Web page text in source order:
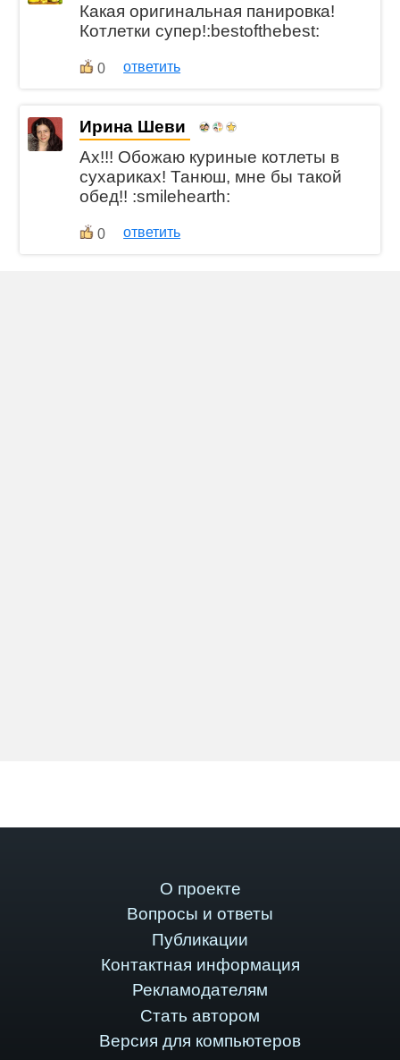
Какая оригинальная панировка!
Котлетки супер!:bestofthebest:
0 ответить
Ирина Шеви
Ах!!! Обожаю куриные котлеты в
сухариках! Танюш, мне бы такой
обед!! :smilehearth:
0 ответить
О проекте
Вопросы и ответы
Публикации
Контактная информация
Рекламодателям
Стать автором
Версия для компьютеров